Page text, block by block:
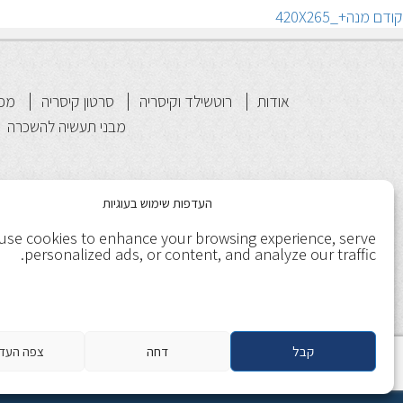
העדפות שימוש בעוגיות
cookies to enhance your browsing experience, serve
personalized ads, or content, and analyze our traffic.
קבל דחה צפה
ניווט
קודם הפוסט
הקודם:
מנה+_420X265
אודות רוטשילד וקיסריה סרטון קיסריה
מבני תעשיה להשכרה
תנאי שימוש